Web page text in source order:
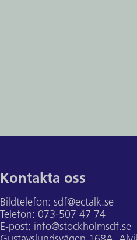
Kontakta oss
Bildtelefon:sdf@ectalk.se
Telefon: 073-507 47 74
E-post: info@stockholmsdf.se